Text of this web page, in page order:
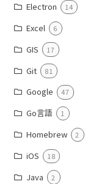
Electron 14
Excel 6
GIS 17
Git 81
Google 47
Go言語 1
Homebrew 2
iOS 18
Java 2